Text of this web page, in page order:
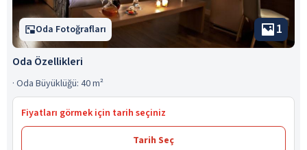
Oda Fotoğrafları 1
Oda Özellikleri
· Oda Büyüklüğü: 40 m²
Fiyatları görmek için tarih seçiniz
Tarih Seç